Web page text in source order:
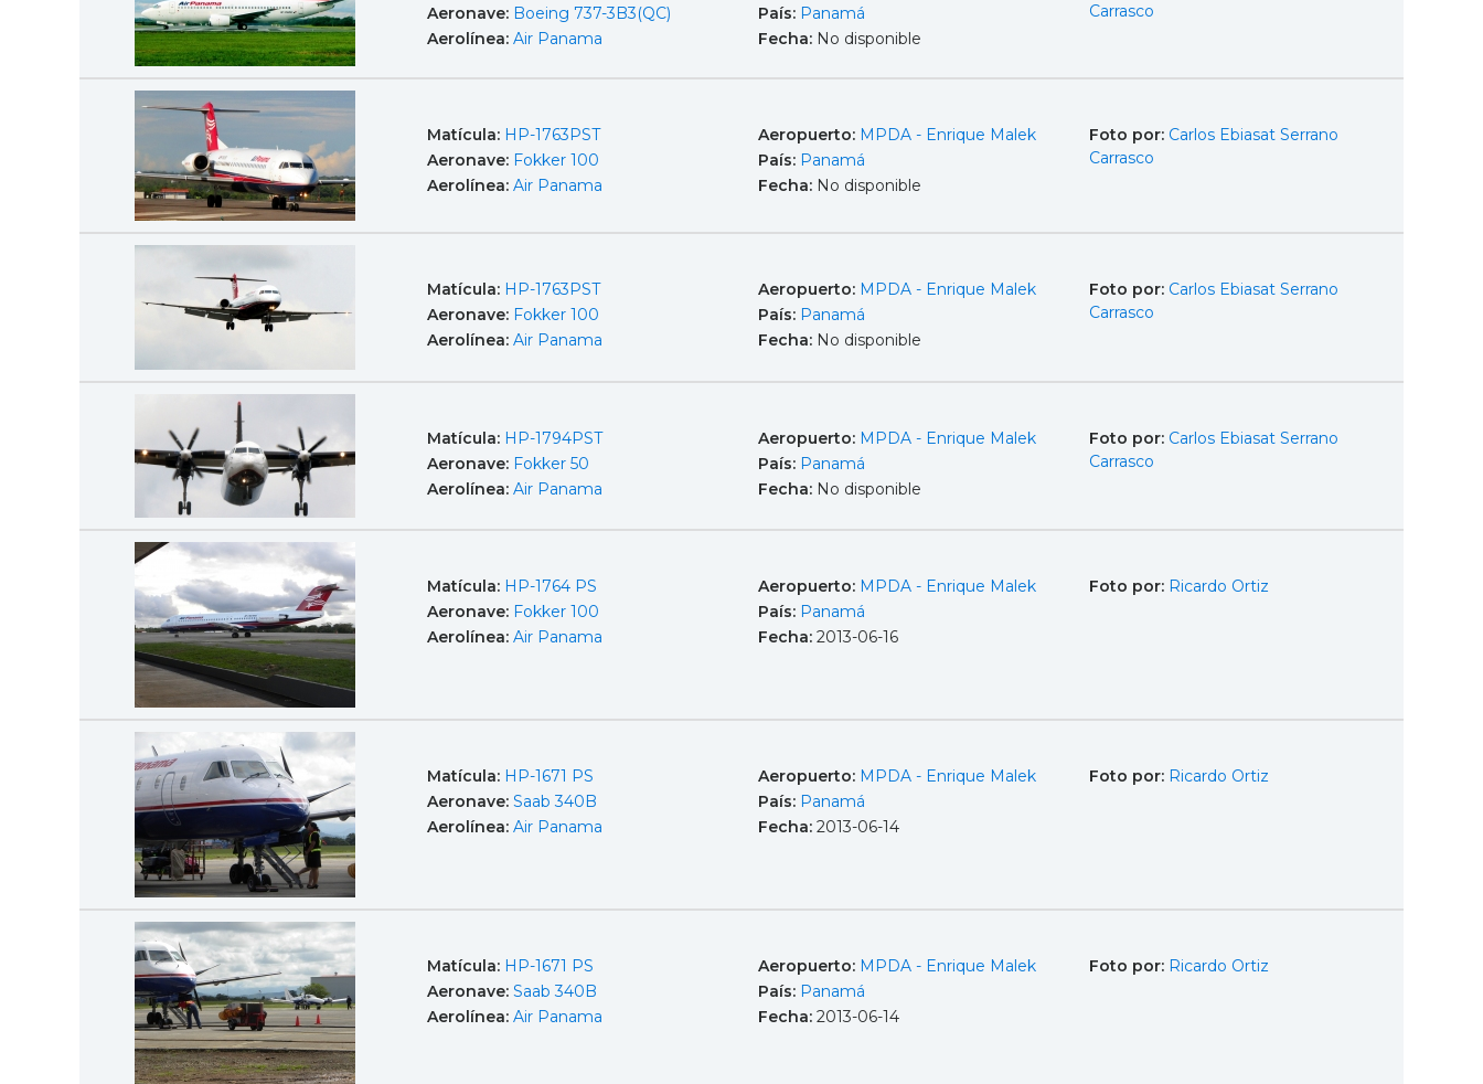
Aeronave: Boeing 737-3B3(QC)
Aerolínea: Air Panama
País: Panamá
Fecha: No disponible
Carrasco
Matícula: HP-1763PST
Aeronave: Fokker 100
Aerolínea: Air Panama
Aeropuerto: MPDA - Enrique Malek
País: Panamá
Fecha: No disponible
Foto por: Carlos Ebiasat Serrano
Carrasco
Matícula: HP-1763PST
Aeronave: Fokker 100
Aerolínea: Air Panama
Aeropuerto: MPDA - Enrique Malek
País: Panamá
Fecha: No disponible
Foto por: Carlos Ebiasat Serrano
Carrasco
Matícula: HP-1794PST
Aeronave: Fokker 50
Aerolínea: Air Panama
Aeropuerto: MPDA - Enrique Malek
País: Panamá
Fecha: No disponible
Foto por: Carlos Ebiasat Serrano
Carrasco
Matícula: HP-1764 PS
Aeronave: Fokker 100
Aerolínea: Air Panama
Aeropuerto: MPDA - Enrique Malek
País: Panamá
Fecha: 2013-06-16
Foto por: Ricardo Ortiz
Matícula: HP-1671 PS
Aeronave: Saab 340B
Aerolínea: Air Panama
Aeropuerto: MPDA - Enrique Malek
País: Panamá
Fecha: 2013-06-14
Foto por: Ricardo Ortiz
Matícula: HP-1671 PS
Aeronave: Saab 340B
Aerolínea: Air Panama
Aeropuerto: MPDA - Enrique Malek
País: Panamá
Fecha: 2013-06-14
Foto por: Ricardo Ortiz